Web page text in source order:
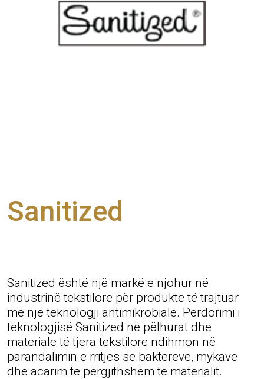
Sanitized
Sanitized është një markë e njohur në
industrinë tekstilore për produkte të trajtuar
me një teknologji antimikrobiale. Përdorimi i
teknologjisë Sanitized në pëlhurat dhe
materiale të tjera tekstilore ndihmon në
parandalimin e rritjes së baktereve, mykave
dhe acarim të përgjithshëm të materialit.